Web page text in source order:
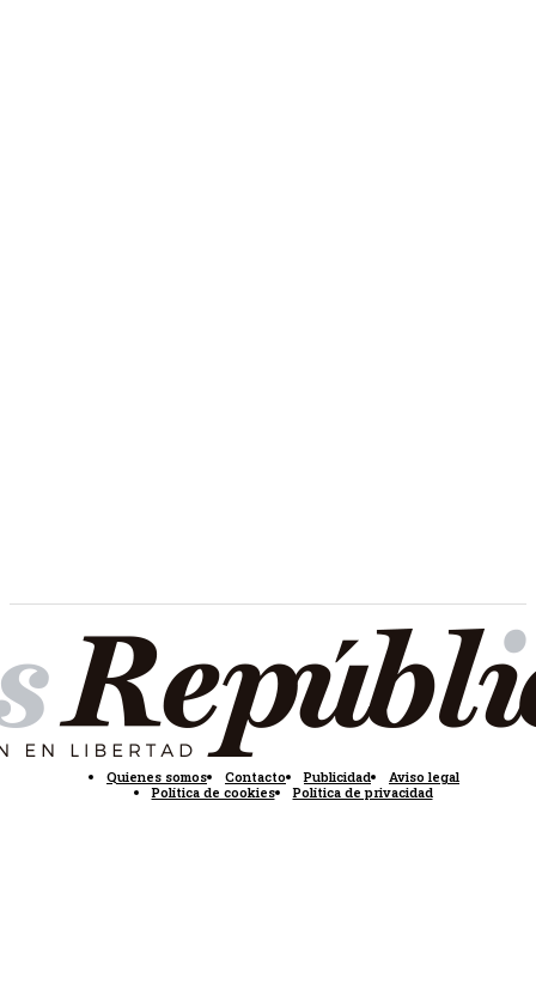
Quienes somos Contacto Publicidad
Aviso legal
Política de cookies
Política de privacidad